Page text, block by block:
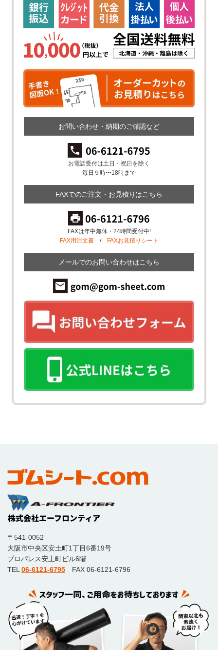
お問い合わせ・納期のご確認など
お電話受付は土日・祝日を除く
毎日９時〜18時まで
FAXでのご注文・お見積りはこちら
FAXは年中無休・24時間受付中!
FAX用注文書/ FAXお見積りシート
メールでのお問い合わせはこちら
〒541-0052
大阪市中央区安土町1丁目6番19号
プロパレス安土町ビル6階
TEL 06-6121-6795 FAX 06-6121-6796